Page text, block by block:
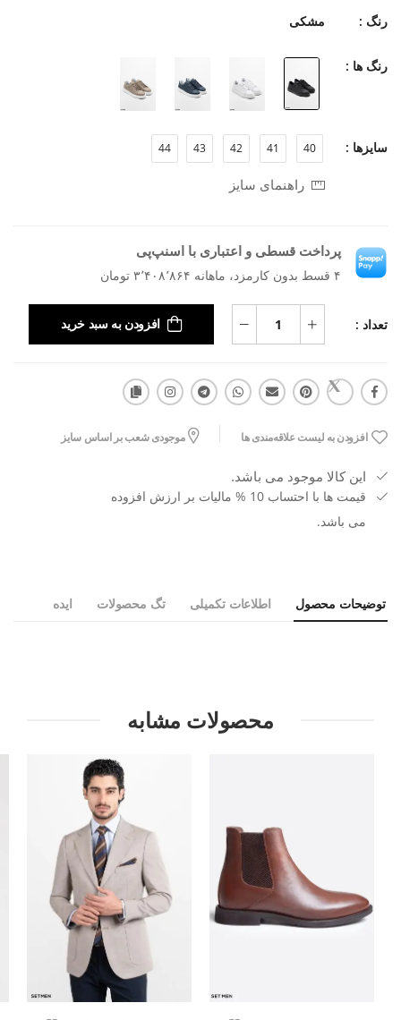
رنگ : مشکی
رنگ ها :
سایزها : 40
41
42
43
44
راهنمای سایز
پرداخت قسطی و اعتباری با اسنپ‌پی
۴ قسط بدون کارمزد، ماهانه ۳٬۴۰۸٬۸۶۴ تومان
تعداد : افزودن به سبد خرید
افزودن به لیست علاقه‌مندی ها موجودی شعب بر اساس سایز
این کالا موجود می باشد.
قیمت ها با احتساب 10 % مالیات بر ارزش افزوده
می باشد.
توضیحات محصول اطلاعات تکمیلی تگ محصولات ایده
محصولات مشابه